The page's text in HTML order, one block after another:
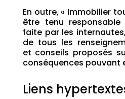
En outre, « Immobilier
être tenu responsable
faite par les
de tous les
et conseils proposés
conséquences pouvant
Liens